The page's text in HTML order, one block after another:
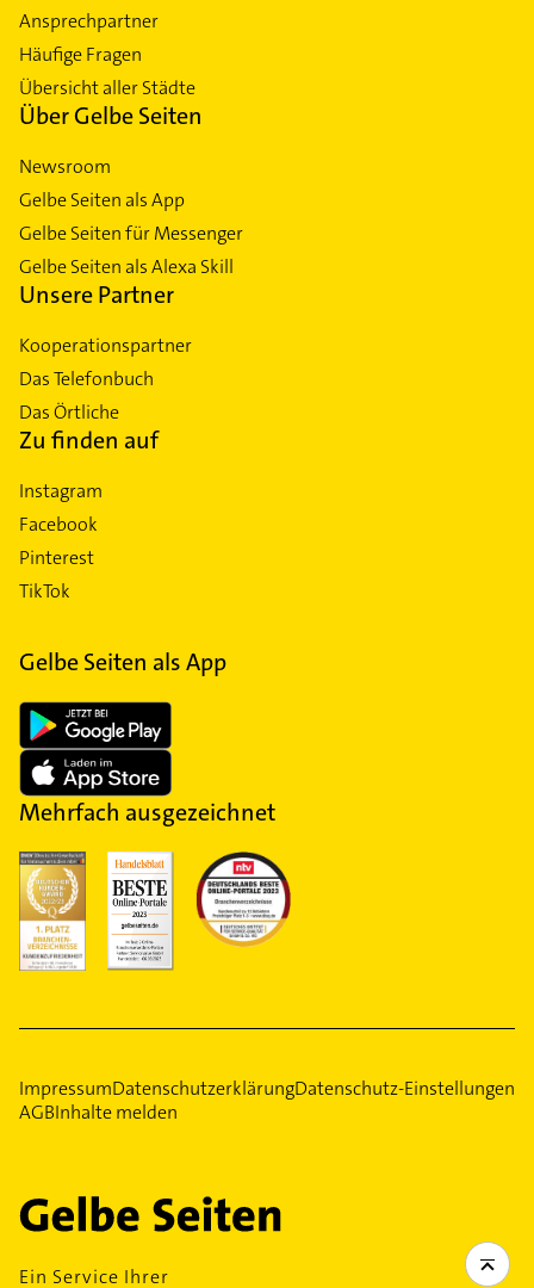
Ansprechpartner
Häufige Fragen
Übersicht aller Städte
Über Gelbe Seiten
Newsroom
Gelbe Seiten als App
Gelbe Seiten für Messenger
Gelbe Seiten als Alexa Skill
Unsere Partner
Kooperationspartner
Das Telefonbuch
Das Örtliche
Zu finden auf
Instagram
Facebook
Pinterest
TikTok
Gelbe Seiten als App
Mehrfach ausgezeichnet
ImpressumDatenschutzerklärungDatenschutz-Einstellungen
AGBInhalte melden
Ein Service Ihrer